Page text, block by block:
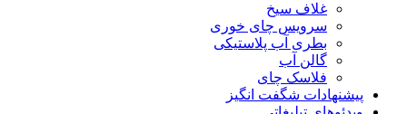
غلاف سیخ
سرویس چای خوری
بطری آب پلاستیکی
گالن آب
فلاسک چای
پیشنهادات شگفت انگیز